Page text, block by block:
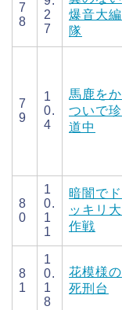
7
8
2
7
爆音大編
隊
7
9
1
0.
4
馬鹿をか
ついで珍
道中
8
0
1
0.
1
1
暗闇でド
ッキリ大
作戦
8
1
1
0.
1
8
花模様の
死刑台